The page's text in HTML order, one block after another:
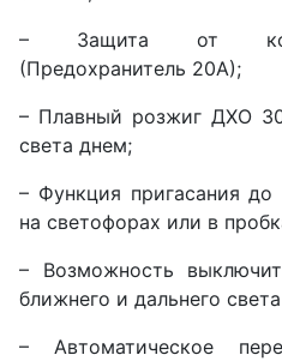
– Защита от
(Предохранитель 20А);
– Плавный розжиг ДХО
света днем;
– Функция пригасания
на светофорах или в
– Возможность
ближнего и дальнего
– Автоматическое